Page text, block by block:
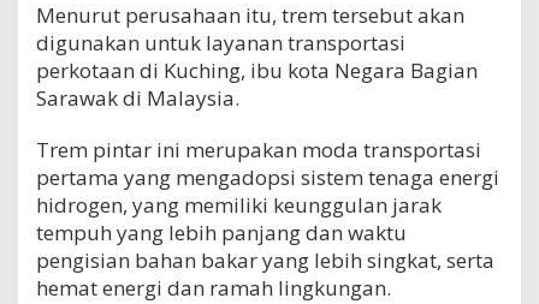
Menurut perusahaan itu, trem tersebut akan
digunakan untuk layanan transportasi
perkotaan di Kuching, ibu kota Negara Bagian
Sarawak di Malaysia.
Trem pintar ini merupakan moda transportasi
pertama yang mengadopsi sistem tenaga energi
hidrogen, yang memiliki keunggulan jarak
tempuh yang lebih panjang dan waktu
pengisian bahan bakar yang lebih singkat, serta
hemat energi dan ramah lingkungan.